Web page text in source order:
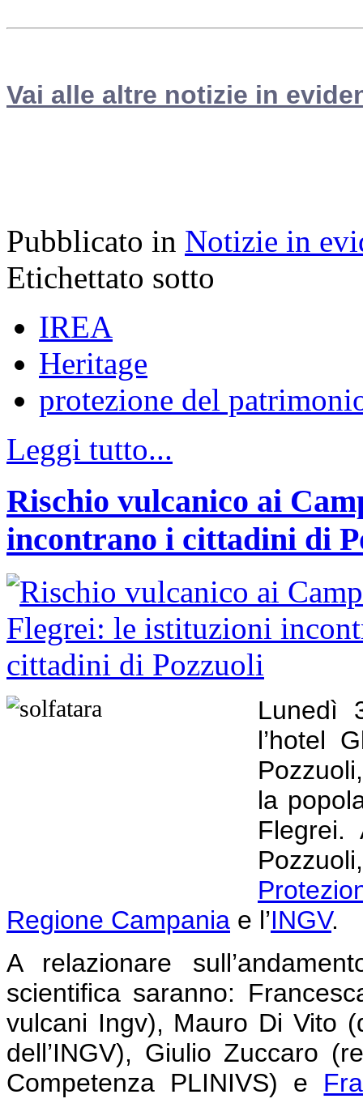
Vai alle altre notizie in
Pubblicato in Notizie in
Etichettato sotto
IREA
Heritage
protezione del
Leggi tutto...
Rischio vulcanico ai
incontrano i cittadini di
Lunedì
l’hotel
la
Flegrei.
Regione Campania e l’INGV.
A relazionare
scientifica saranno:
vulcani Ingv), Mauro Di Vito
dell’INGV), Giulio Zuccaro
Competenza PLINIVS) e